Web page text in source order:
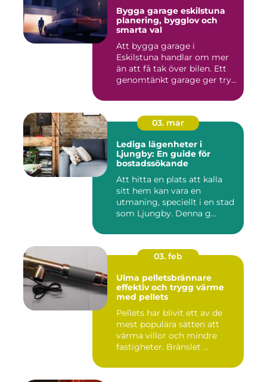
Bygga garage eskilstuna
planering, bygglov och
smarta val
Att bygga garage i
Eskilstuna handlar om mer
än att få tak över bilen. Ett
genomtänkt garage ger try...
03. mar
Lediga lägenheter i
Ljungby: En guide för
bostadssökande
Att hitta en plats att kalla
sitt hem kan vara en
utmaning, speciellt i en stad
som Ljungby. Denna g...
03. feb
Ulma pelletsbrännare
effektiv och trygg värme
med pellets
Pellets har blivit ett av de
mest populära sätten att
värma villor och mindre
fastigheter. Bränslet ...